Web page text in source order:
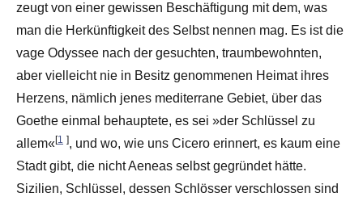
zeugt von einer gewissen Beschäftigung mit dem, was
man die Herkünftigkeit des Selbst nennen mag. Es ist die
vage Odyssee nach der gesuchten, traumbewohnten,
aber vielleicht nie in Besitz genommenen Heimat ihres
Herzens, nämlich jenes mediterrane Gebiet, über das
Goethe einmal behauptete, es sei »der Schlüssel zu
allem« [1 ], und wo, wie uns Cicero erinnert, es kaum eine
Stadt gibt, die nicht Aeneas selbst gegründet hätte.
Sizilien, Schlüssel, dessen Schlösser verschlossen sind